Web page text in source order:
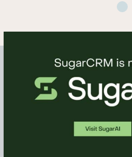
顧客の成功
プラッ